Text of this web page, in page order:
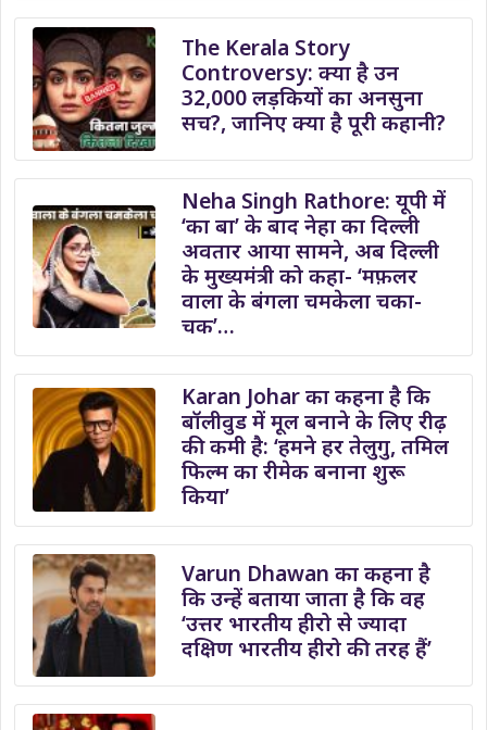
The Kerala Story
Controversy: क्या है उन
32,000 लड़कियों का अनसुना
सच?, जानिए क्या है पूरी कहानी?
Neha Singh Rathore: यूपी में
‘का बा’ के बाद नेहा का दिल्ली
अवतार आया सामने, अब दिल्ली
के मुख्यमंत्री को कहा- ‘मफ़लर
वाला के बंगला चमकेला चका-
चक’…
Karan Johar का कहना है कि
बॉलीवुड में मूल बनाने के लिए रीढ़
की कमी है: ‘हमने हर तेलुगु, तमिल
फिल्म का रीमेक बनाना शुरू
किया’
Varun Dhawan का कहना है
कि उन्हें बताया जाता है कि वह
‘उत्तर भारतीय हीरो से ज्यादा
दक्षिण भारतीय हीरो की तरह हैं’